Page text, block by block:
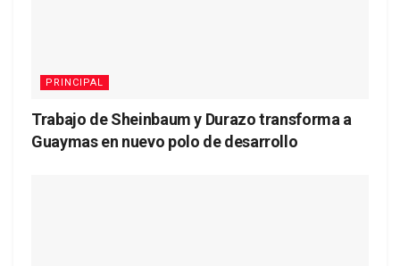
PRINCIPAL
Trabajo de Sheinbaum y Durazo transforma a
Guaymas en nuevo polo de desarrollo